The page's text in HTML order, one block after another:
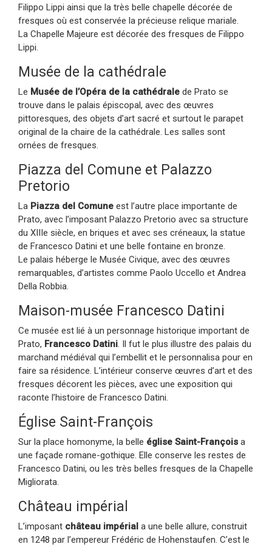
Filippo Lippi ainsi que la très belle chapelle décorée de
fresques où est conservée la précieuse relique mariale.
La Chapelle Majeure est décorée des fresques de Filippo
Lippi.
Musée de la cathédrale
Le Musée de l’Opéra de la cathédrale de Prato se
trouve dans le palais épiscopal, avec des œuvres
pittoresques, des objets d’art sacré et surtout le parapet
original de la chaire de la cathédrale. Les salles sont
ornées de fresques.
Piazza del Comune et Palazzo
Pretorio
La Piazza del Comune est l’autre place importante de
Prato, avec l’imposant Palazzo Pretorio avec sa structure
du XIIIe siècle, en briques et avec ses créneaux, la statue
de Francesco Datini et une belle fontaine en bronze.
Le palais héberge le Musée Civique, avec des œuvres
remarquables, d’artistes comme Paolo Uccello et Andrea
Della Robbia.
Maison-musée Francesco Datini
Ce musée est lié à un personnage historique important de
Prato, Francesco Datini . Il fut le plus illustre des palais du
marchand médiéval qui l’embellit et le personnalisa pour en
faire sa résidence. L’intérieur conserve œuvres d’art et des
fresques décorent les pièces, avec une exposition qui
raconte l’histoire de Francesco Datini.
Église Saint-François
Sur la place homonyme, la belle église Saint-François a
une façade romane-gothique. Elle conserve les restes de
Francesco Datini, ou les très belles fresques de la Chapelle
Migliorata.
Château impérial
L’imposant château impérial a une belle allure, construit
en 1248 par l’empereur Frédéric de Hohenstaufen. C’est le